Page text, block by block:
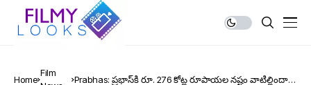
Home
Film
Prabhas: ప్ర‌భాస్‌కి రూ. 276 కోట్ల రూపాయల నష్టం వాటిల్లిందా..